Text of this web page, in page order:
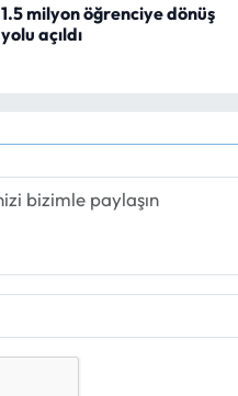
1.5 milyon öğrenciye dönüş
yolu açıldı